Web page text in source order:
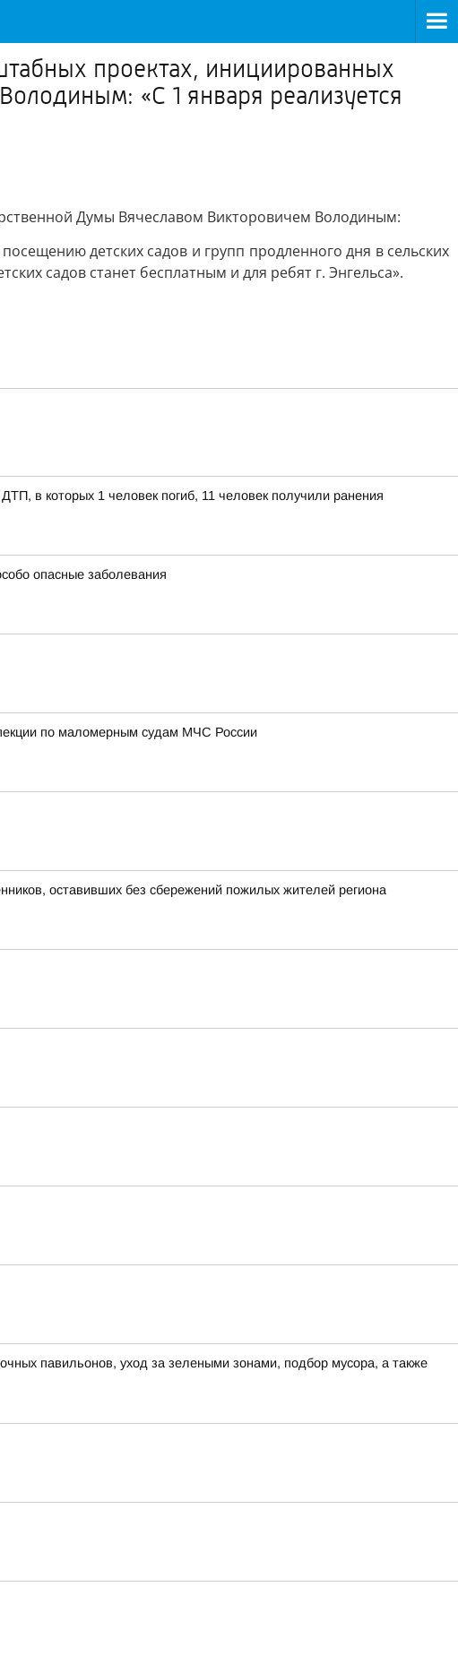
проектах, инициированных
«С 1 января реализуется
Думы Вячеславом Викторовичем Володиным:
детских садов и групп продленного дня в сельских
садов станет бесплатным и для ребят г. Энгельса».
в которых 1 человек погиб, 11 человек получили ранения
опасные заболевания
по маломерным судам МЧС России
оставивших без сбережений пожилых жителей региона
павильонов, уход за зелеными зонами, подбор мусора, а также